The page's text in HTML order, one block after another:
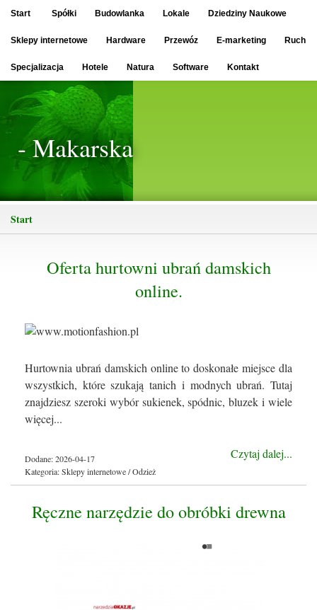
Start Spółki Budowlanka Lokale Dziedziny Naukowe
Sklepy internetowe Hardware Przewóz E-marketing Ruch
Specjalizacja Hotele Natura Software Kontakt
- Makarska
Start
Oferta hurtowni ubrań damskich
online.
Hurtownia ubrań damskich online to doskonałe miejsce dla
wszystkich, które szukają tanich i modnych ubrań. Tutaj
znajdziesz szeroki wybór sukienek, spódnic, bluzek i wiele
więcej...
Czytaj dalej...
Dodane: 2026-04-17
Kategoria: Sklepy internetowe / Odzież
Ręczne narzędzie do obróbki drewna